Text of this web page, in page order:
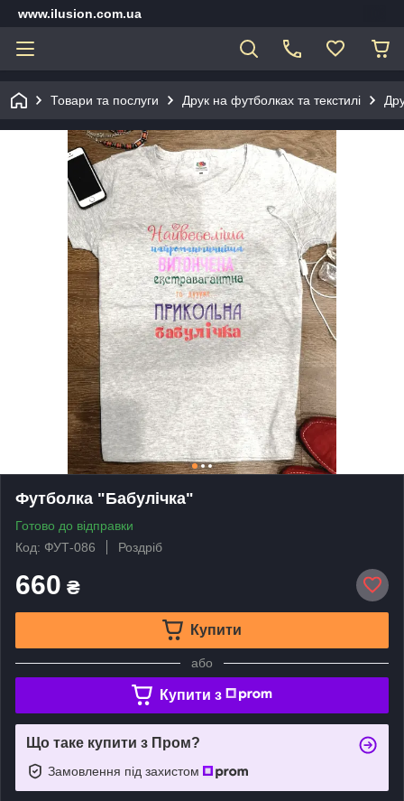
www.ilusion.com.ua
Товари та послуги Друк на футболках та текстилі
Футболка "Бабулічка"
Готово до відправки
Код: ФУТ-086
Роздріб
660 ₴
Купити
або
Купити з
Що таке купити з Пром?
Замовлення під захистом